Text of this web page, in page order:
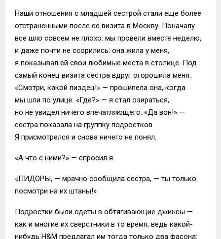
Наши отношения с младшей сестрой стали еще более
отстраненными после ее визита в Москву. Поначалу
все шло совсем не плохо: мы провели вместе неделю,
и даже почти не ссорились: она жила у меня,
я показывал ей свои любимые места в столице. Под
самый конец визита сестра вдруг огорошила меня.
«Смотри, какой пиздец!» — прошипела она, когда
мы шли по улице. «Где?» — я стал озираться,
но не увидел ничего впечатляющего. «Да вон!» —
сестра показала на группку подростков.
Я присмотрелся и снова ничего не понял.
«А что с ними?» — спросил я.
«ПИДОРЫ, — мрачно сообщила сестра, — ты только
посмотри на их штаны!»
Подростки были одеты в обтягивающие джинсы —
как и многие их сверстники в то время, ведь какой-
нибудь H&M предлагал им тогда только два фасона: